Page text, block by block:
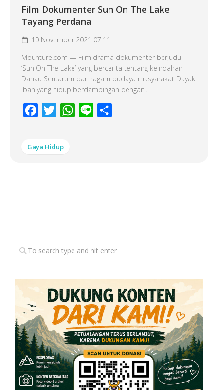
Film Dokumenter Sun On The Lake
Tayang Perdana
10 November 2021 07:11
Mounture.com — Film drama dokumenter berjudul
‘Sun On The Lake’ yang bercerita tentang keindahan
Danau Sentarum dan ragam budaya masyarakat Dayak
Iban yang hidup berdampingan dengan...
Facebook
Twitter WhatsApp
Line
Gaya Hidup